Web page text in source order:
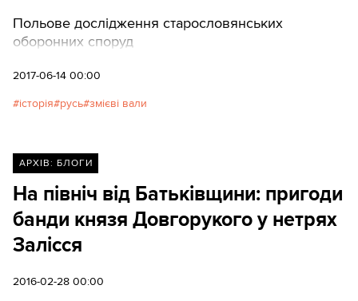
Польове дослідження старословянських
оборонних споруд
2017-06-14 00:00
історія русь змієві вали
АРХІВ: БЛОГИ
На північ від Батьківщини: пригоди
банди князя Довгорукого у нетрях
Залісся
2016-02-28 00:00